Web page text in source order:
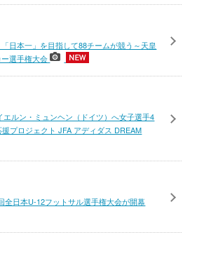
「日本一」を目指して88チームが競う～天皇
ー選手権大会
ルン・ミュンヘン（ドイツ）へ女子選手4
プロジェクト JFA アディダス DREAM
全日本U-12フットサル選手権大会が開幕